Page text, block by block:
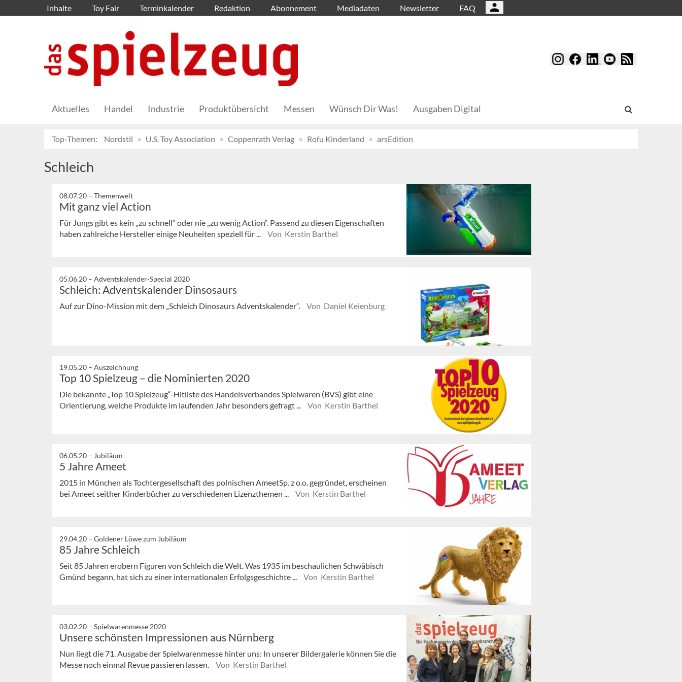
Inhalte Toy Fair Terminkalender Redaktion Abonnement Mediadaten Newsletter FAQ
Aktuelles Handel Industrie Produktübersicht Messen Wünsch Dir Was! Ausgaben Digital
Top-Themen: Nordstil U.S. Toy Association Coppenrath Verlag Rofu Kinderland arsEdition
Schleich
08.07.20 – Themenwelt
Mit ganz viel Action
Für Jungs gibt es kein „zu schnell“ oder nie „zu wenig Action“. Passend zu diesen Eigenschaften
haben zahlreiche Hersteller einige Neuheiten speziell für ...
Von Kerstin Barthel
05.06.20 – Adventskalender-Special 2020
Schleich: Adventskalender Dinsosaurs
Auf zur Dino-Mission mit dem „Schleich Dinosaurs Adventskalender“. Von Daniel Keienburg
19.05.20 – Auszeichnung
Top 10 Spielzeug – die Nominierten 2020
Die bekannte „Top 10 Spielzeug“-Hitliste des Handelsverbandes Spielwaren (BVS) gibt eine
Orientierung, welche Produkte im laufenden Jahr besonders gefragt ...
Von Kerstin Barthel
06.05.20 – Jubiläum
5 Jahre Ameet
2015 in München als Tochtergesellschaft des polnischen AmeetSp. z o.o. gegründet, erscheinen
bei Ameet seither Kinderbücher zu verschiedenen Lizenzthemen ...
Von Kerstin Barthel
29.04.20 – Goldener Löwe zum Jubiläum
85 Jahre Schleich
Seit 85 Jahren erobern Figuren von Schleich die Welt. Was 1935 im beschaulichen Schwäbisch
Gmünd begann, hat sich zu einer internationalen Erfolgsgeschichte ...
Von Kerstin Barthel
03.02.20 – Spielwarenmesse 2020
Unsere schönsten Impressionen aus Nürnberg
Nun liegt die 71. Ausgabe der Spielwarenmesse hinter uns: In unserer Bildergalerie können Sie die
Messe noch einmal Revue passieren lassen.
Von Kerstin Barthel